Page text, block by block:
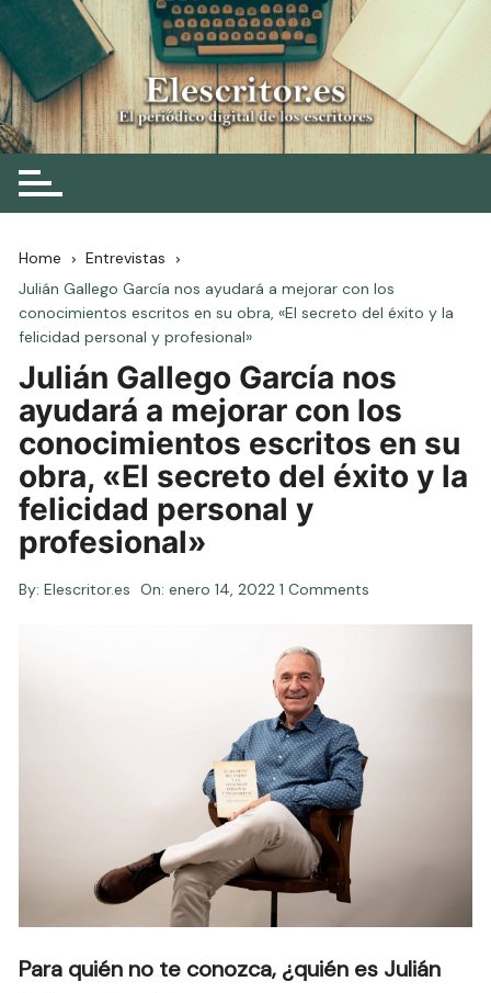
Skip
to
content
Elescritor.es
El periódico digital de los escritores
Home
Entrevistas
Julián Gallego García nos ayudará a mejorar con los
conocimientos escritos en su obra, «El secreto del éxito y la
felicidad personal y profesional»
Julián Gallego García nos
ayudará a mejorar con los
conocimientos escritos en su
obra, «El secreto del éxito y la
felicidad personal y
profesional»
By: Elescritor.es On:enero 14, 2022 1 Comments
Para quién no te conozca, ¿quién es Julián